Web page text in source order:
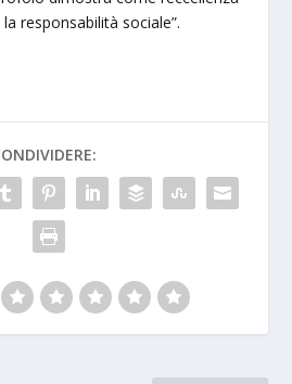
responsabilità sociale”.